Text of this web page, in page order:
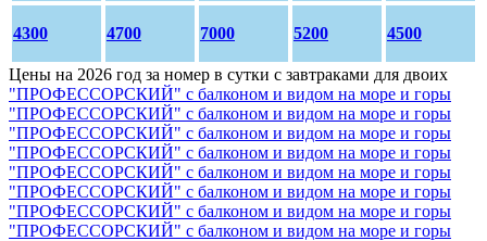
4300 4700 7000 5200 4500
Цены на 2026 год за номер в сутки с завтраками для двоих
"ПРОФЕССОРСКИЙ" с балконом и видом на море и горы
"ПРОФЕССОРСКИЙ" с балконом и видом на море и горы
"ПРОФЕССОРСКИЙ" с балконом и видом на море и горы
"ПРОФЕССОРСКИЙ" с балконом и видом на море и горы
"ПРОФЕССОРСКИЙ" с балконом и видом на море и горы
"ПРОФЕССОРСКИЙ" с балконом и видом на море и горы
"ПРОФЕССОРСКИЙ" с балконом и видом на море и горы
"ПРОФЕССОРСКИЙ" с балконом и видом на море и горы